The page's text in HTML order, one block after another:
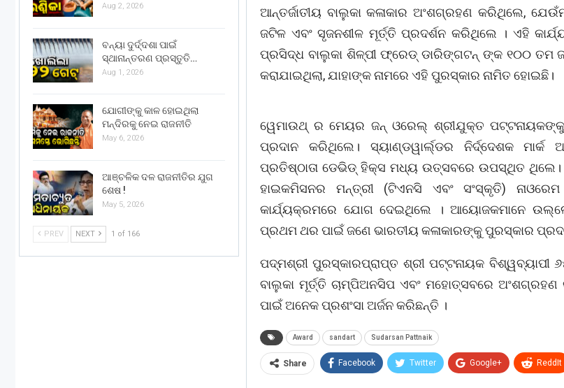
ଆନ୍ତର୍ଜାତୀୟ ବାଲୁକା କଳାକାର ଅଂଶଗ୍ରହଣ କରିଥିଲେ,
ଜଟିଳ ଏବଂ ସୃଜନଶୀଳ ମୂର୍ତ୍ତି ପ୍ରଦର୍ଶନ କରିଥିଲେ । ଏହି
ପ୍ରସିଦ୍ଧ ବାଲୁକା ଶିଳ୍ପୀ ଫ୍ରେଡ୍ ଡାରିଙ୍ଗଟନ୍ ଙ୍କ ୧୦୦ ତମ
କରାଯାଇଥିଲା, ଯାହାଙ୍କ ନାମରେ ଏହି ପୁରସ୍କାର ନାମିତ ହୋଇଛି।
ୱେମାଉଥ୍ ର ମେୟର ଜନ୍ ଓରେଲ୍ ଶ୍ରୀଯୁକ୍ତ
ପ୍ରଦାନ କରିଥିଲେ। ସ୍ୟାଣ୍ଡୱାର୍ଲ୍ଡର ନିର୍ଦ୍ଦେଶକ ମାର୍କ
ପ୍ରତିଷ୍ଠାତା ଡେଭିଡ୍ ହିକ୍ସ ମଧ୍ୟ ଉତ୍ସବରେ ଉପସ୍ଥିତ
ହାଇକମିସନର ମନ୍ତ୍ରୀ (ଟିଏନସି ଏବଂ ସଂସ୍କୃତି)
କାର୍ଯ୍ୟକ୍ରମରେ ଯୋଗ ଦେଇଥିଲେ । ଆୟୋଜକମାନେ
ପ୍ରଥମ ଥର ପାଇଁ ଜଣେ ଭାରତୀୟ କଳାକାରଙ୍କୁ ପୁରସ୍କାର
ପଦ୍ମଶ୍ରୀ ପୁରସ୍କାରପ୍ରାପ୍ତ ଶ୍ରୀ ପଟ୍ଟନାୟକ ବିଶ୍ୱବ୍ୟାପୀ
ବାଲୁକା ମୂର୍ତ୍ତି ଚାମ୍ପିଅନସିପ ଏବଂ ମହୋତ୍ସବରେ ଅଂଶଗ୍ରହଣ
ପାଇଁ ଅନେକ ପ୍ରଶଂସା ଅର୍ଜନ କରିଛନ୍ତି ।
Award sandart Sudarsan Pattnaik
Share Facebook Twitter Google+ ReddIt
Aug 2, 2026
ବନ୍ୟା ଦୁର୍ଦ୍ଦଶା ପାଇଁ
ସ୍ଥାନାନ୍ତରଣ ପ୍ରସ୍ତୁତି…
Aug 1, 2026
ଯୋଗୀଙ୍କୁ କାଳ ହୋଇଥିଲା
ମନ୍ଦିରକୁ ନେଇ ରାଜନୀତି
May 6, 2026
ଆଞ୍ଚଳିକ ଦଳ ରାଜନୀତିର ଯୁଗ
ଶେଷ !
May 5, 2026
PREV NEXT 1 of 166